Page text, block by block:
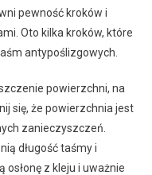
pewność kroków i
Oto kilka kroków, które
antypoślizgowych.
powierzchni, na
się, że powierzchnia jest
zanieczyszczeń.
długość taśmy i
osłonę z kleju i uważnie